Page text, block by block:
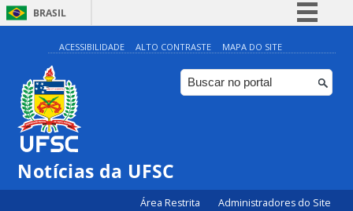
BRASIL
Simplifique!
Comunica BR
Participe
ACESSIBILIDADE ALTO CONTRASTE MAPA DO SITE
Notícias da UFSC
Área Restrita Administradores do Site